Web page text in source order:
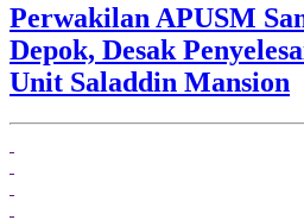
Perwakilan APUSM
Depok, Desak
Unit Saladdin Mansion